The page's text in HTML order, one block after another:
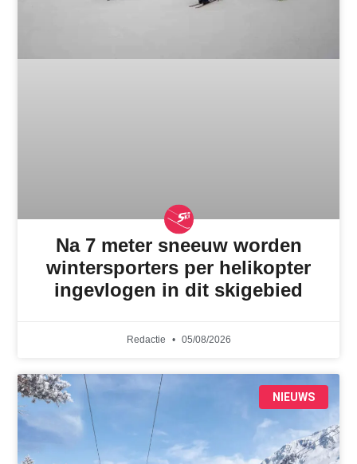
Na 7 meter sneeuw worden
wintersporters per helikopter
ingevlogen in dit skigebied
Redactie 05/08/2026
NIEUWS